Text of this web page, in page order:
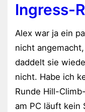
Ingress-
Alex war ja ein
nicht
daddelt sie
nicht. Habe ich
Runde Hill-
am PC läuft kein